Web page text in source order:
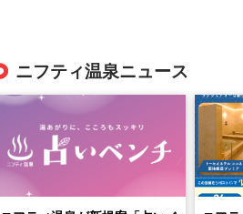
ニフティ温泉ニュース